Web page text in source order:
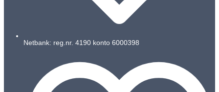
Netbank: reg.nr. 4190 konto 6000398